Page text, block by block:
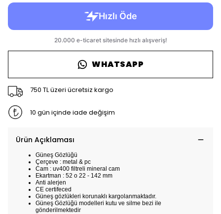
WHATSAPP
750 TL üzeri ücretsiz kargo
10 gün içinde iade değişim
Ürün Açıklaması
Güneş Gözlüğü
Çerçeve : metal & pc
Cam : uv400 filtreli mineral cam
Ekartman : 52 o 22 - 142 mm
Anti alerjen
CE certifeced
Güneş gözlükleri korunaklı kargolanmaktadır.
Güneş Gözlüğü modelleri kutu ve silme bezi ile
gönderilmektedir